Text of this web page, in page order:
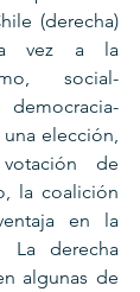
(derecha)
vez a la
social-
elección,
de
la coalición
en la
La derecha
algunas de